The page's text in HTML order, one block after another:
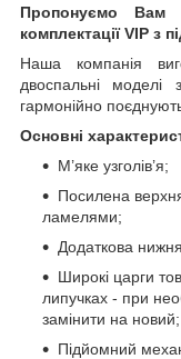
Пропонуємо Вам
комплектації VIP з
Наша компанія
двоспальні
гармонійно
Основні
М’яке узголів’я;
Посилена
ламелями;
Додаткова
Широкі царги
липучках - при
замінити на новий;
Підйомний